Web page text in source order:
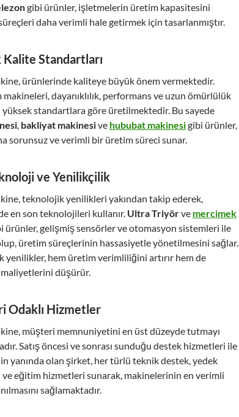
gibi ürünler, işletmelerin üretim kapasitesini
daha verimli hale getirmek için tasarlanmıştır.
Kalite Standartları
ürünlerinde kaliteye büyük önem vermektedir.
dayanıklılık, performans ve uzun ömürlülük
yüksek standartlara göre üretilmektedir. Bu sayede
, bakliyat makinesive hububat makinesigibi ürünler,
sorunsuz ve verimli bir üretim süreci sunar.
ve Yenilikçilik
teknolojik yenilikleri yakından takip ederek,
en son teknolojileri kullanır. Ultra Triyörve mercimek
ürünler, gelişmiş sensörler ve otomasyon sistemleri ile
üretim süreçlerinin hassasiyetle yönetilmesini sağlar.
yenilikler, hem üretim verimliliğini artırır hem de
düşürür.
Odaklı Hizmetler
müşteri memnuniyetini en üst düzeyde tutmayı
Satış öncesi ve sonrası sunduğu destek hizmetleri ile
yanında olan şirket, her türlü teknik destek, yedek
ve eğitim hizmetleri sunarak, makinelerinin en verimli
sağlamaktadır.